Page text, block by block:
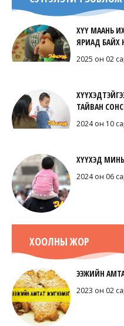
ХҮҮ МААНЬ
ЯРИАД БАЙХ
2025 он 02
ТАЙВАН
2024 он 10
ХҮҮХЭД
2024 он 06
ХООЛНЫ ЖОР
ЭЭЖИЙН
2023 он 02